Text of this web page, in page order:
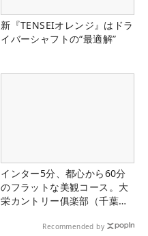
新『TENSEIオレンジ』はドラ
イバーシャフトの“最適解”
インター5分、都心から60分
のフラットな美観コース。大
栄カントリー俱楽部（千葉
Recommended by